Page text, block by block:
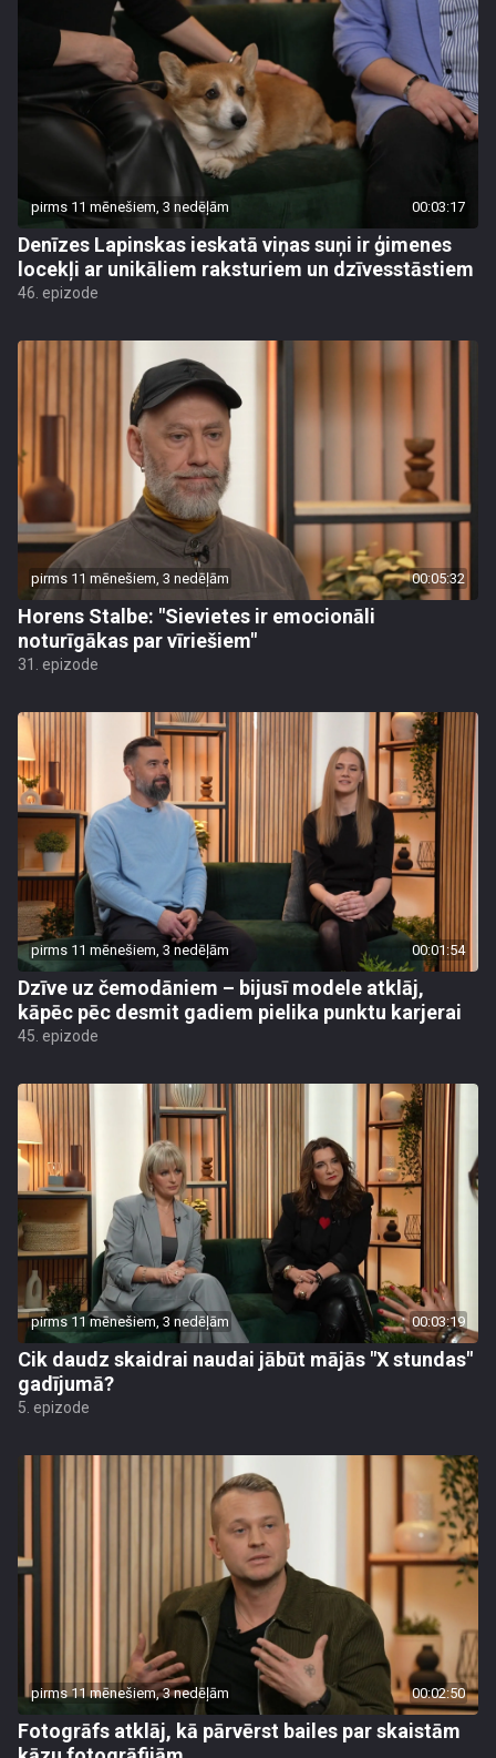
pirms 11 mēnešiem, 3 nedēļām 00:03:17
Denīzes Lapinskas ieskatā viņas suņi ir ģimenes
locekļi ar unikāliem raksturiem un dzīvesstāstiem
46. epizode
pirms 11 mēnešiem, 3 nedēļām 00:05:32
Horens Stalbe: "Sievietes ir emocionāli
noturīgākas par vīriešiem"
31. epizode
pirms 11 mēnešiem, 3 nedēļām 00:01:54
Dzīve uz čemodāniem – bijusī modele atklāj,
kāpēc pēc desmit gadiem pielika punktu karjerai
45. epizode
pirms 11 mēnešiem, 3 nedēļām 00:03:19
Cik daudz skaidrai naudai jābūt mājās "X stundas"
gadījumā?
5. epizode
pirms 11 mēnešiem, 3 nedēļām 00:02:50
Fotogrāfs atklāj, kā pārvērst bailes par skaistām